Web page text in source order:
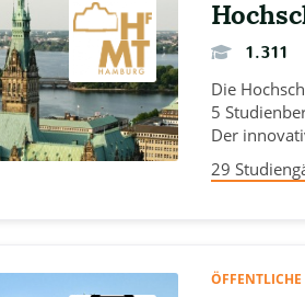
1.311
Die
5
Der
29